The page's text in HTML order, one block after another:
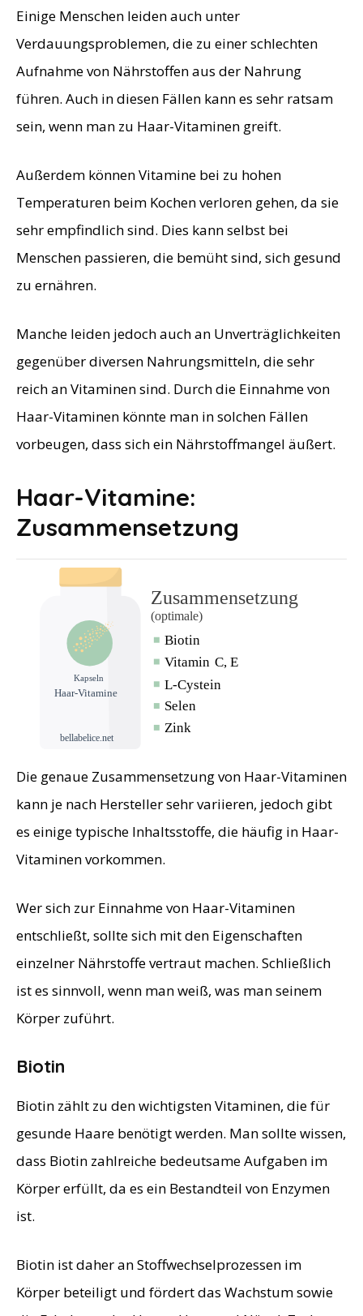
Einige Menschen leiden auch unter
Verdauungsproblemen, die zu einer schlechten
Aufnahme von Nährstoffen aus der Nahrung
führen. Auch in diesen Fällen kann es sehr ratsam
sein, wenn man zu Haar-Vitaminen greift.
Außerdem können Vitamine bei zu hohen
Temperaturen beim Kochen verloren gehen, da sie
sehr empfindlich sind. Dies kann selbst bei
Menschen passieren, die bemüht sind, sich gesund
zu ernähren.
Manche leiden jedoch auch an Unverträglichkeiten
gegenüber diversen Nahrungsmitteln, die sehr
reich an Vitaminen sind. Durch die Einnahme von
Haar-Vitaminen könnte man in solchen Fällen
vorbeugen, dass sich ein Nährstoffmangel äußert.
Haar-Vitamine:
Zusammensetzung
Die genaue Zusammensetzung von Haar-Vitaminen
kann je nach Hersteller sehr variieren, jedoch gibt
es einige typische Inhaltsstoffe, die häufig in Haar-
Vitaminen vorkommen.
Wer sich zur Einnahme von Haar-Vitaminen
entschließt, sollte sich mit den Eigenschaften
einzelner Nährstoffe vertraut machen. Schließlich
ist es sinnvoll, wenn man weiß, was man seinem
Körper zuführt.
Biotin
Biotin zählt zu den wichtigsten Vitaminen, die für
gesunde Haare benötigt werden. Man sollte wissen,
dass Biotin zahlreiche bedeutsame Aufgaben im
Körper erfüllt, da es ein Bestandteil von Enzymen
ist.
Biotin ist daher an Stoffwechselprozessen im
Körper beteiligt und fördert das Wachstum sowie